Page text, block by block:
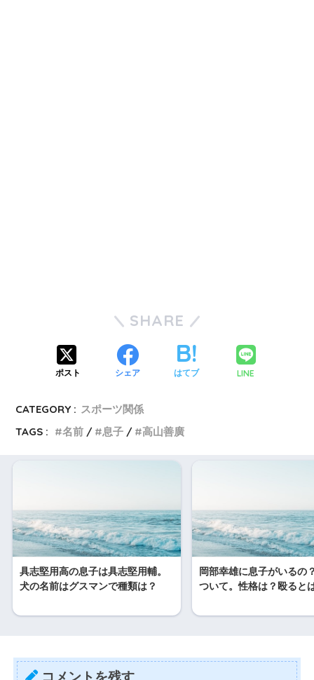
SHARE
ポスト シェア はてブ LINE
CATEGORY : スポーツ関係
TAGS :
名前 息子 高山善廣
具志堅用高の息子は具志堅用輔。
犬の名前はグスマンで種類は？
岡部幸雄に息子がいるの
ついて。性格は？殴ると